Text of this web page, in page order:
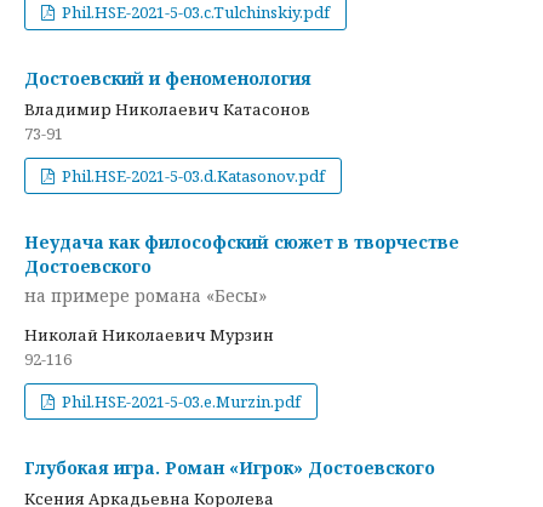
Phil.HSE-2021-5-03.c.Tulchinskiy.pdf
Достоевский и феноменология
Владимир Николаевич Катасонов
73-91
Phil.HSE-2021-5-03.d.Katasonov.pdf
Неудача как философский сюжет в творчестве
Достоевского
на примере романа «Бесы»
Николай Николаевич Мурзин
92-116
Phil.HSE-2021-5-03.e.Murzin.pdf
Глубокая игра. Роман «Игрок» Достоевского
Ксения Аркадьевна Королева